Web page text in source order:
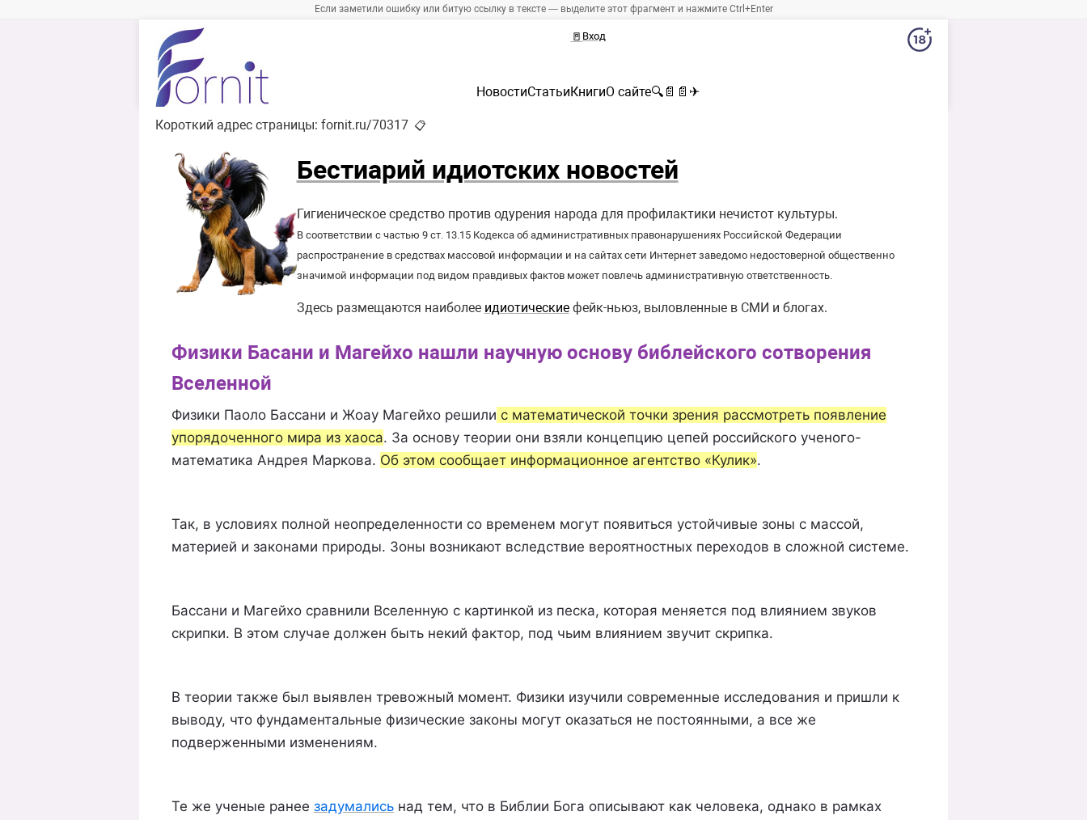
Если заметили ошибку или битую ссылку в тексте — выделите этот фрагмент и нажмите Ctrl+Enter
🚪 Вход
НовостиСтатьиКнигиО сайте🔍 📄 📄 ✈
Короткий адрес страницы: fornit.ru/70317 📋
Бестиарий идиотских новостей
Гигиеническое средство против одурения народа для профилактики нечистот культуры.
В соответствии с частью 9 ст. 13.15 Кодекса об административных правонарушениях Российской Федерации
распространение в средствах массовой информации и на сайтах сети Интернет заведомо недостоверной общественно
значимой информации под видом правдивых фактов может повлечь административную ответственность.
Здесь размещаются наиболее идиотическиефейк-ньюз, выловленные в СМИ и блогах.
Физики Басани и Магейхо нашли научную основу библейского сотворения
Вселенной
Физики Паоло Бассани и Жоау Магейхо решили с математической точки зрения рассмотреть появление
упорядоченного мира из хаоса. За основу теории они взяли концепцию цепей российского ученого-
математика Андрея Маркова. Об этом сообщает информационное агентство «Кулик».
Так, в условиях полной неопределенности со временем могут появиться устойчивые зоны с массой,
материей и законами природы. Зоны возникают вследствие вероятностных переходов в сложной системе.
Бассани и Магейхо сравнили Вселенную с картинкой из песка, которая меняется под влиянием звуков
скрипки. В этом случае должен быть некий фактор, под чьим влиянием звучит скрипка.
В теории также был выявлен тревожный момент. Физики изучили современные исследования и пришли к
выводу, что фундаментальные физические законы могут оказаться не постоянными, а все же
подверженными изменениям.
Те же ученые ранее задумались над тем, что в Библии Бога описывают как человека, однако в рамках